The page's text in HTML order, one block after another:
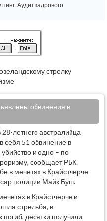
Аудит кадрового
стрелку
обвинения в
летнего австралийца
себя 51 обвинение в
и одно – по
сообщает РБК.
в мечетях в Крайстчерче
полиции Майк Буш.
в Крайстчерче и
стрельба, в
погиб, десятки получили